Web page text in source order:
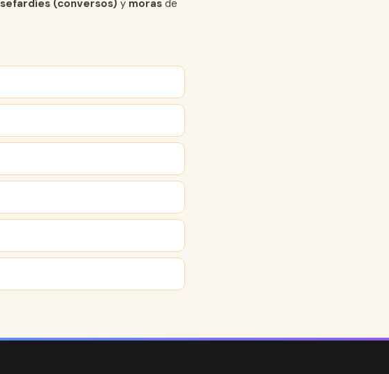
sefardíes (conversos) y moras de